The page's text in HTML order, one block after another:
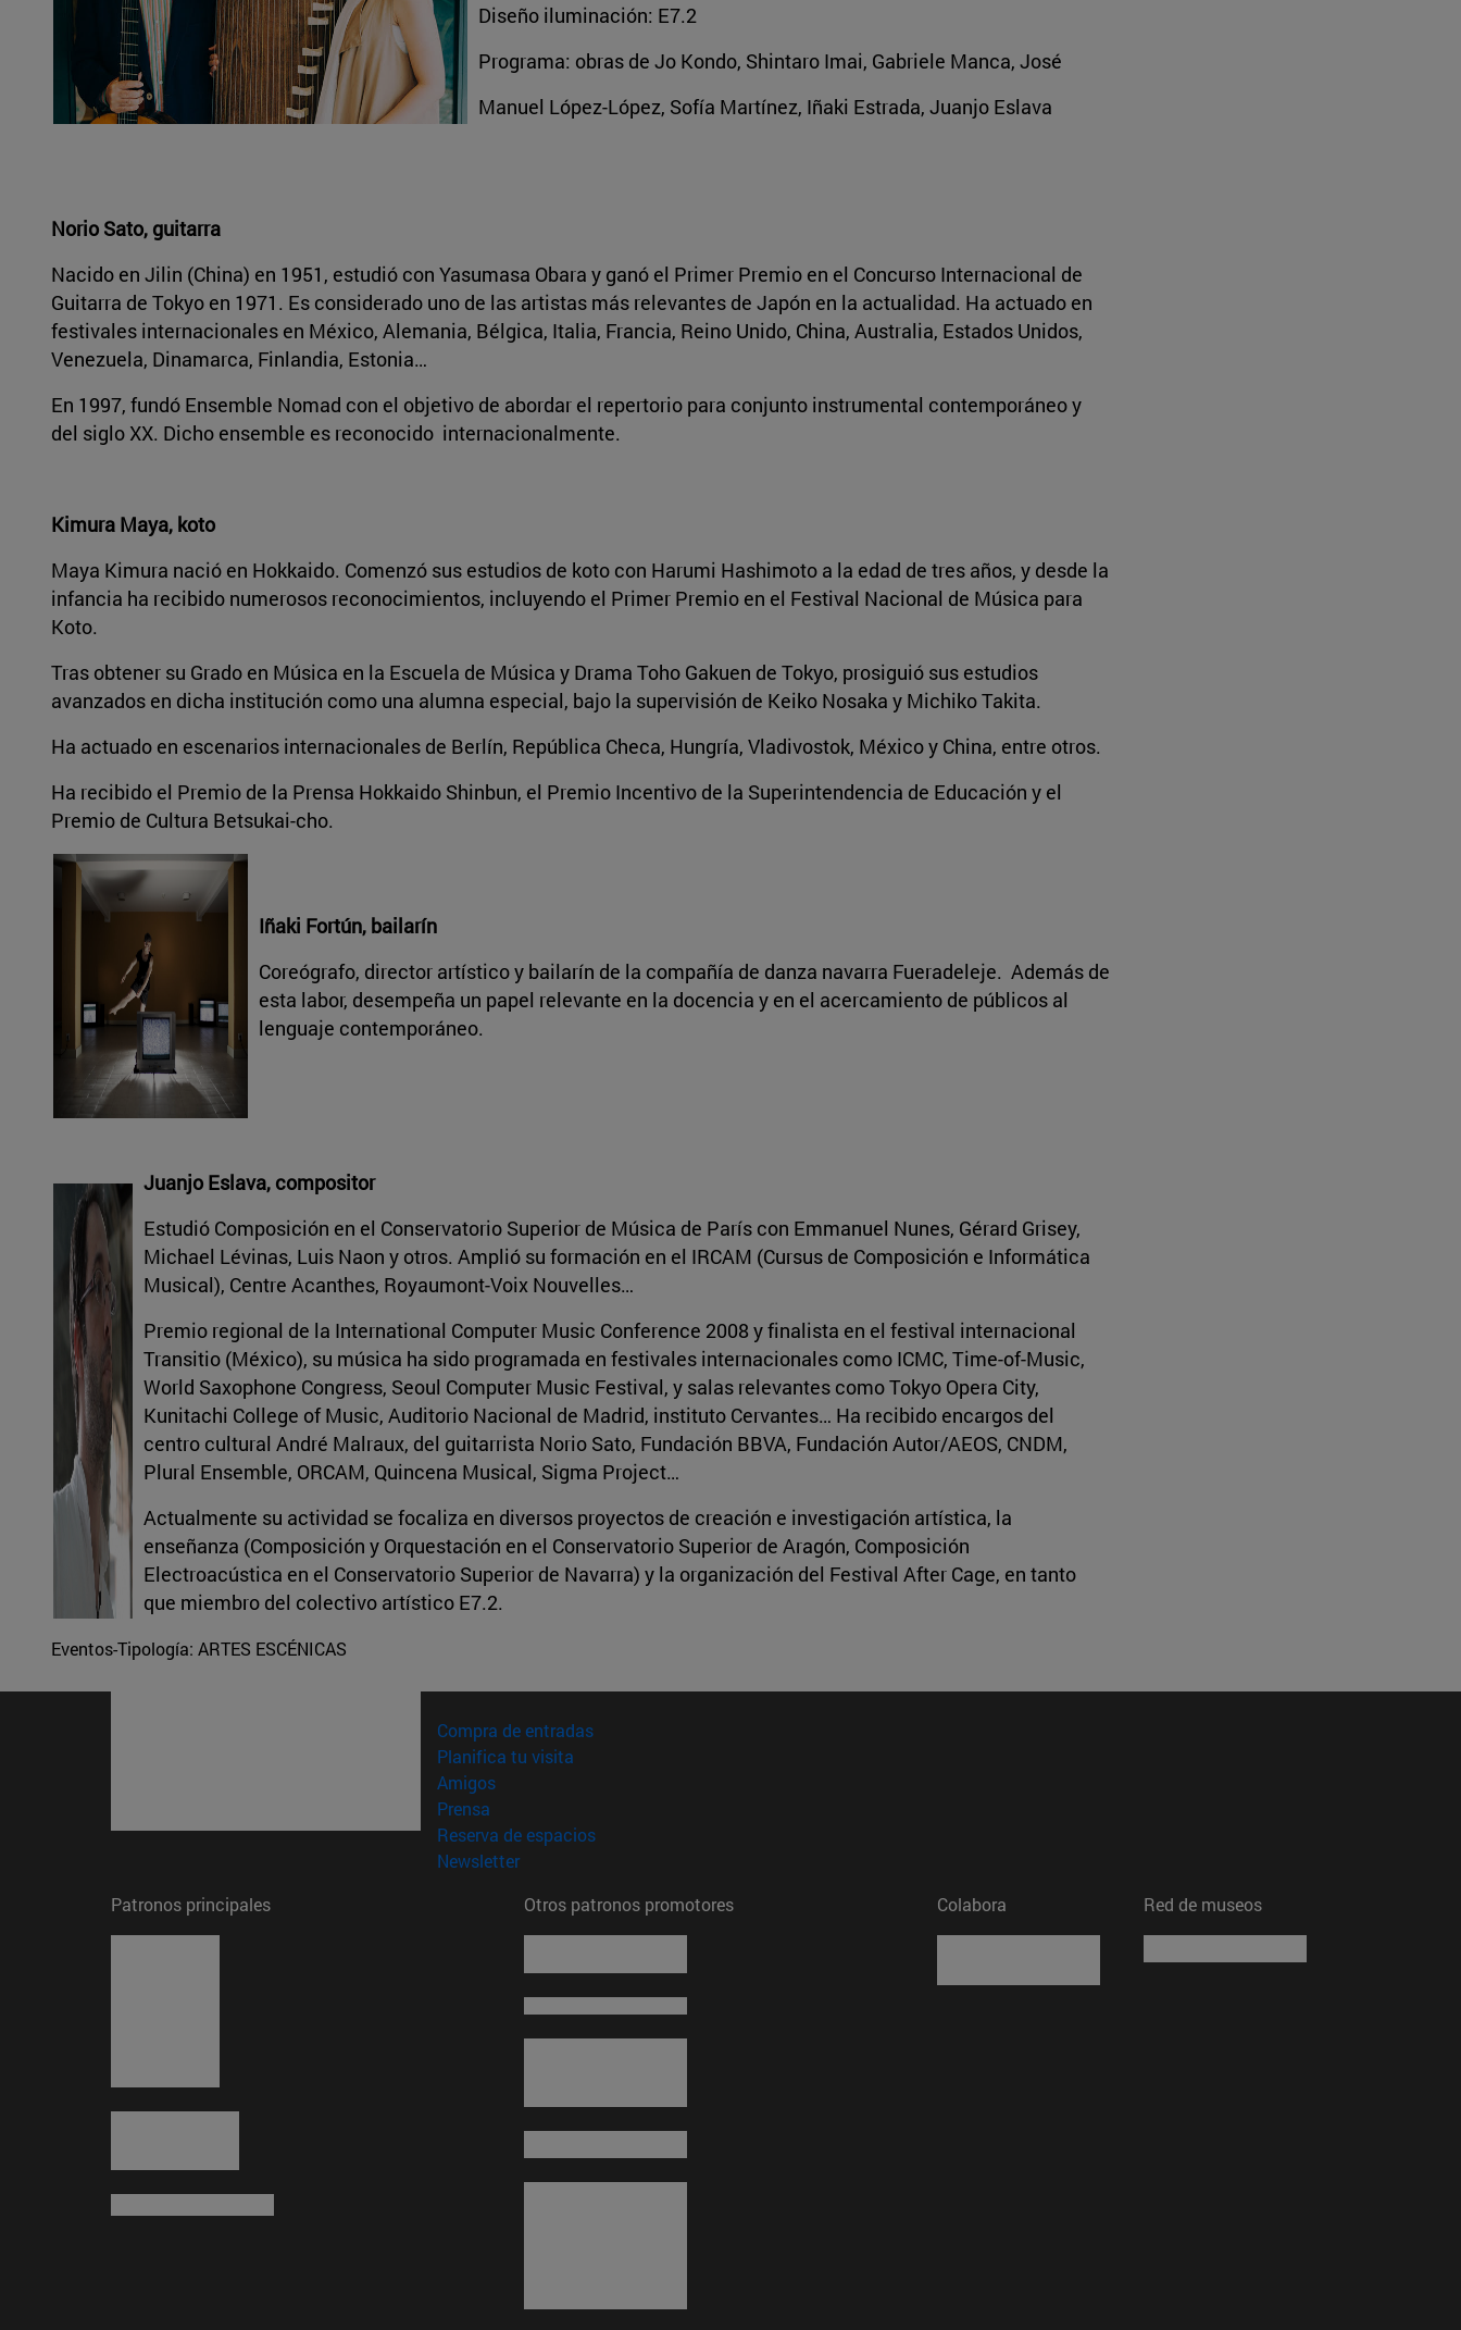
Diseño iluminación: E7.2
Programa: obras de Jo Kondo, Shintaro Imai, Gabriele Manca, José
Manuel López-López, Sofía Martínez, Iñaki Estrada, Juanjo Eslava
Norio Sato, guitarra
Nacido en Jilin (China) en 1951, estudió con Yasumasa Obara y ganó el Primer Premio en el Concurso Internacional de
Guitarra de Tokyo en 1971. Es considerado uno de las artistas más relevantes de Japón en la actualidad. Ha actuado en
festivales internacionales en México, Alemania, Bélgica, Italia, Francia, Reino Unido, China, Australia, Estados Unidos,
Venezuela, Dinamarca, Finlandia, Estonia…
En 1997, fundó Ensemble Nomad con el objetivo de abordar el repertorio para conjunto instrumental contemporáneo y
del siglo XX. Dicho ensemble es reconocido internacionalmente.
Kimura Maya, koto
Maya Kimura nació en Hokkaido. Comenzó sus estudios de koto con Harumi Hashimoto a la edad de tres años, y desde la
infancia ha recibido numerosos reconocimientos, incluyendo el Primer Premio en el Festival Nacional de Música para
Koto.
Tras obtener su Grado en Música en la Escuela de Música y Drama Toho Gakuen de Tokyo, prosiguió sus estudios
avanzados en dicha institución como una alumna especial, bajo la supervisión de Keiko Nosaka y Michiko Takita.
Ha actuado en escenarios internacionales de Berlín, República Checa, Hungría, Vladivostok, México y China, entre otros.
Ha recibido el Premio de la Prensa Hokkaido Shinbun, el Premio Incentivo de la Superintendencia de Educación y el
Premio de Cultura Betsukai-cho.
Iñaki Fortún, bailarín
Coreógrafo, director artístico y bailarín de la compañía de danza navarra Fueradeleje. Además de
esta labor, desempeña un papel relevante en la docencia y en el acercamiento de públicos al
lenguaje contemporáneo.
Juanjo Eslava, compositor
Estudió Composición en el Conservatorio Superior de Música de París con Emmanuel Nunes, Gérard Grisey,
Michael Lévinas, Luis Naon y otros. Amplió su formación en el IRCAM (Cursus de Composición e Informática
Musical), Centre Acanthes, Royaumont-Voix Nouvelles…
Premio regional de la International Computer Music Conference 2008 y finalista en el festival internacional
Transitio (México), su música ha sido programada en festivales internacionales como ICMC, Time-of-Music,
World Saxophone Congress, Seoul Computer Music Festival, y salas relevantes como Tokyo Opera City,
Kunitachi College of Music, Auditorio Nacional de Madrid, instituto Cervantes… Ha recibido encargos del
centro cultural André Malraux, del guitarrista Norio Sato, Fundación BBVA, Fundación Autor/AEOS, CNDM,
Plural Ensemble, ORCAM, Quincena Musical, Sigma Project…
Actualmente su actividad se focaliza en diversos proyectos de creación e investigación artística, la
enseñanza (Composición y Orquestación en el Conservatorio Superior de Aragón, Composición
Electroacústica en el Conservatorio Superior de Navarra) y la organización del Festival After Cage, en tanto
que miembro del colectivo artístico E7.2.
Eventos-Tipología: ARTES ESCÉNICAS
Compra de entradas(abre en nueva ventana)
Planifica tu visita
Amigos(abre en nueva ventana)
Prensa
Reserva de espacios(abre en nueva ventana)
Newsletter(abre en nueva ventana)
Patronos principales
Otros patronos promotores Colabora Red de museos